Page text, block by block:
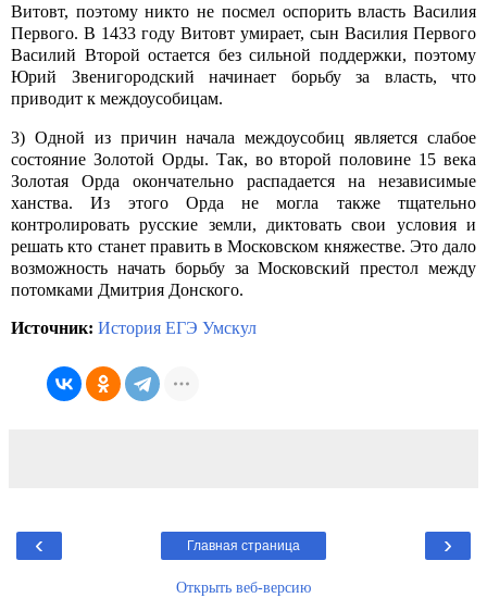
Витовт, поэтому никто не посмел оспорить власть Василия
Первого. В 1433 году Витовт умирает, сын Василия Первого
Василий Второй остается без сильной поддержки, поэтому
Юрий Звенигородский начинает борьбу за власть, что
приводит к междоусобицам.
3) Одной из причин начала междоусобиц является слабое
состояние Золотой Орды. Так, во второй половине 15 века
Золотая Орда окончательно распадается на независимые
ханства. Из этого Орда не могла также тщательно
контролировать русские земли, диктовать свои условия и
решать кто станет править в Московском княжестве. Это дало
возможность начать борьбу за Московский престол между
потомками Дмитрия Донского.
Источник: История ЕГЭ Умскул
‹ ›
Главная страница
Открыть веб-версию